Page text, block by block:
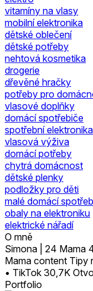
vitamíny na vlasy
mobilní elektronika
dětské oblečení
dětské potřeby
nehtová kosmetika
drogerie
dřevěné hračky
potřeby pro
vlasové doplňky
domácí spotřebiče
spotřební elektronika
vlasová výživa
domácí potřeby
chytrá domácnost
dětské plenky
podložky pro děti
malé domácí
obaly na elektroniku
elektrické nářadí
O mně
Simona | 24 Mama
Mama content Tipy
• TikTok 30,7K
Portfolio